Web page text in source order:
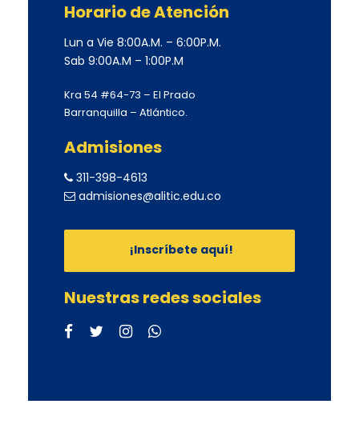
Horario de Atención
Lun a Vie 8:00A.M. – 6:00P.M.
Sab 9:00A.M – 1:00P.M
Kra 54 #64-73 – El Prado
Barranquilla – Atlántico.
Admisiones
311-398-4613
admisiones@alitic.edu.co
¡Inscríbete aquí!
Nuestras redes sociales